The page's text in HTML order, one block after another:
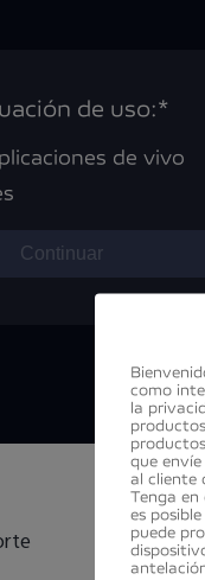
de uso:*
de vivo
Continuar
como
la
que
al cliente
Tenga en
es
puede